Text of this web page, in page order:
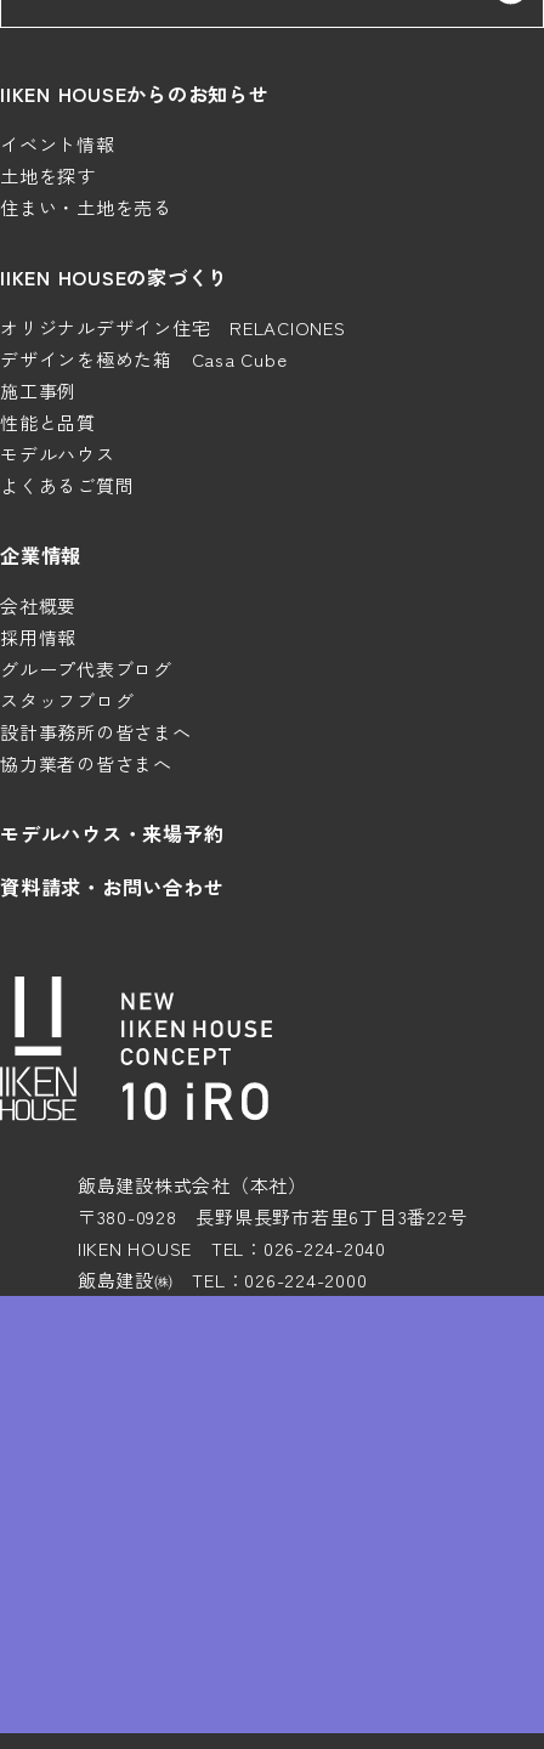
IIKEN HOUSEからのお知らせ
イベント情報
土地を探す
住まい・土地を売る
IIKEN HOUSEの家づくり
オリジナルデザイン住宅 RELACIONES
デザインを極めた箱 Casa Cube
施工事例
性能と品質
モデルハウス
よくあるご質問
企業情報
会社概要
採用情報
グループ代表ブログ
スタッフブログ
設計事務所の皆さまへ
協力業者の皆さまへ
モデルハウス・来場予約
資料請求・お問い合わせ
飯島建設株式会社（本社）
〒380-0928 長野県長野市若里6丁目3番22号
IIKEN HOUSE TEL：026-224-2040
飯島建設㈱ TEL：026-224-2000